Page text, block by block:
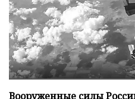
Вооруженные силы